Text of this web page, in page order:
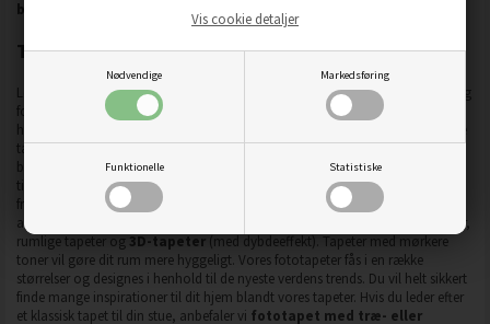
Nødvendige Markedsføring
Funktionelle Statistiske
Vis cookie detaljer
baseret på Canon Colorado og Fotoba maskiner.
Trendy fototapeter til interiører
Leder du efter en hurtig og effektiv måde at transformere dit interiør på? Vælg
fototapeter! Moderne fototapet er en stor format dekoration, der lader dig
hurtigt ændre dit rum til et helt andet sted. Vi har forberedt de mest populære
tapetmønstre i forskellige stilarter, der passer til køkken, soveværelse,
badeværelse, kontor, børne- og teenagerum.
Fototapeter en universel og
tidløs dekoration, der har opnået stor popularitet. Korrekt udvalgt tapet vil
fremhæve dit interiørs karakter og designegenskaber, mens det hjælper med
at skjule rummets fejl. Vores sortiment indeholder fototapeter med lyse farver,
rumlige tapeter og 3D-tapeter (med dybdeeffekt). Tapeter med mørkere
toner vil gøre dit rum mere hyggeligt. Vores fototapeter fås i en række
størrelser og designes i henhold til de nyeste verdens trends. Du vil helt sikkert
finde mange inspirationer til dit hjem blandt vores tapeter. Hvis du leder efter
et klassisk tapet til din stue, anbefaler vi fototapet med træ- eller